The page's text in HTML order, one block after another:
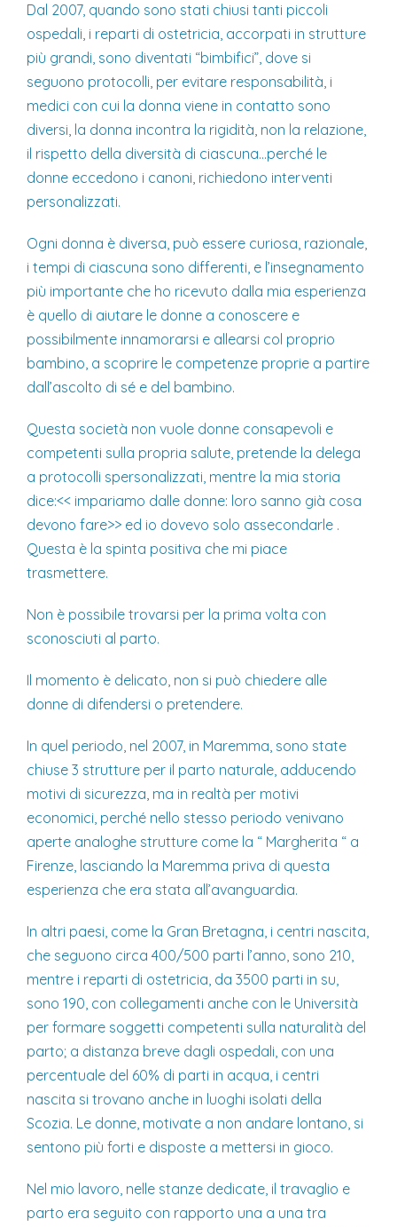
Dal 2007, quando sono stati chiusi tanti piccoli
ospedali, i reparti di ostetricia, accorpati in strutture
più grandi, sono diventati “bimbifici”, dove si
seguono protocolli, per evitare responsabilità, i
medici con cui la donna viene in contatto sono
diversi, la donna incontra la rigidità, non la relazione,
il rispetto della diversità di ciascuna…perché le
donne eccedono i canoni, richiedono interventi
personalizzati.
Ogni donna è diversa, può essere curiosa, razionale,
i tempi di ciascuna sono differenti, e l’insegnamento
più importante che ho ricevuto dalla mia esperienza
è quello di aiutare le donne a conoscere e
possibilmente innamorarsi e allearsi col proprio
bambino, a scoprire le competenze proprie a partire
dall’ascolto di sé e del bambino.
Questa società non vuole donne consapevoli e
competenti sulla propria salute, pretende la delega
a protocolli spersonalizzati, mentre la mia storia
dice:<< impariamo dalle donne: loro sanno già cosa
devono fare>> ed io dovevo solo assecondarle .
Questa è la spinta positiva che mi piace
trasmettere.
Non è possibile trovarsi per la prima volta con
sconosciuti al parto.
Il momento è delicato, non si può chiedere alle
donne di difendersi o pretendere.
In quel periodo, nel 2007, in Maremma, sono state
chiuse 3 strutture per il parto naturale, adducendo
motivi di sicurezza, ma in realtà per motivi
economici, perché nello stesso periodo venivano
aperte analoghe strutture come la “ Margherita “ a
Firenze, lasciando la Maremma priva di questa
esperienza che era stata all’avanguardia.
In altri paesi, come la Gran Bretagna, i centri nascita,
che seguono circa 400/500 parti l’anno, sono 210,
mentre i reparti di ostetricia, da 3500 parti in su,
sono 190, con collegamenti anche con le Università
per formare soggetti competenti sulla naturalità del
parto; a distanza breve dagli ospedali, con una
percentuale del 60% di parti in acqua, i centri
nascita si trovano anche in luoghi isolati della
Scozia. Le donne, motivate a non andare lontano, si
sentono più forti e disposte a mettersi in gioco.
Nel mio lavoro, nelle stanze dedicate, il travaglio e
parto era seguito con rapporto una a una tra